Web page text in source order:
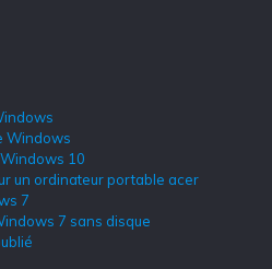
Windows
10
un ordinateur portable acer
7
7 sans disque